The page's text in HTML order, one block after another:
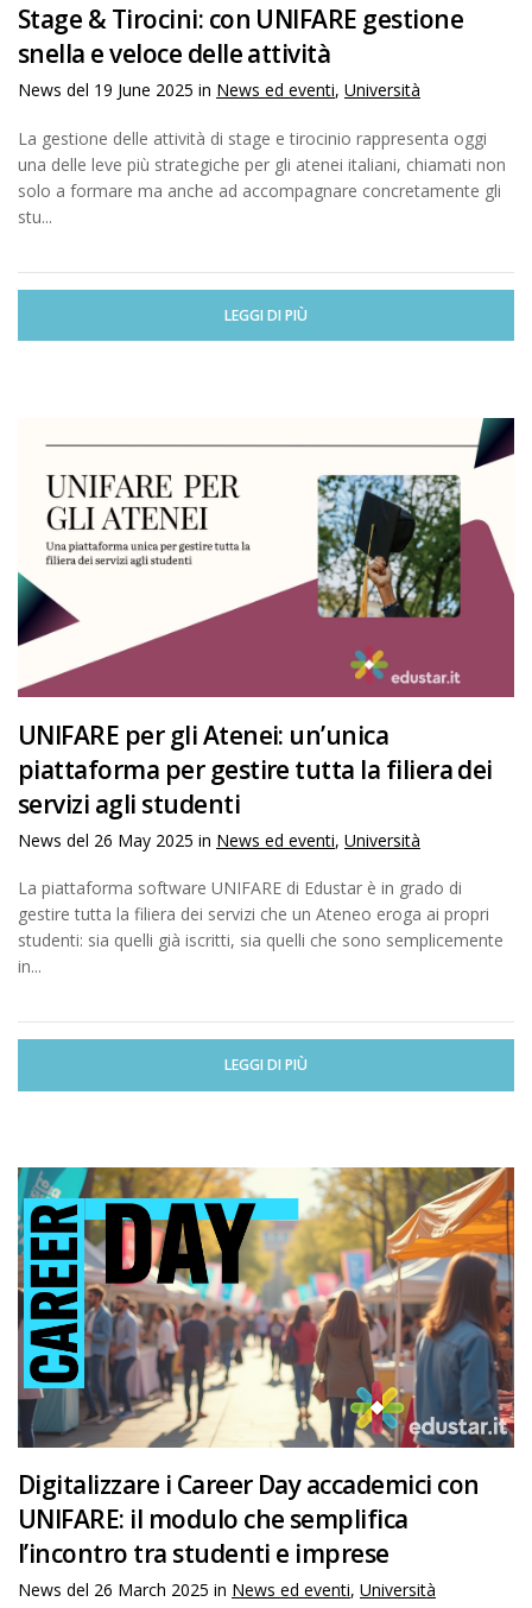
Stage & Tirocini: con UNIFARE gestione
snella e veloce delle attività
News del 19 June 2025 in News ed eventi, Università
La gestione delle attività di stage e tirocinio rappresenta oggi
una delle leve più strategiche per gli atenei italiani, chiamati non
solo a formare ma anche ad accompagnare concretamente gli
stu...
LEGGI DI PIÙ
UNIFARE per gli Atenei: un’unica
piattaforma per gestire tutta la filiera dei
servizi agli studenti
News del 26 May 2025 in News ed eventi, Università
La piattaforma software UNIFARE di Edustar è in grado di
gestire tutta la filiera dei servizi che un Ateneo eroga ai propri
studenti: sia quelli già iscritti, sia quelli che sono semplicemente
in...
LEGGI DI PIÙ
Digitalizzare i Career Day accademici con
UNIFARE: il modulo che semplifica
l’incontro tra studenti e imprese
News del 26 March 2025 in News ed eventi, Università